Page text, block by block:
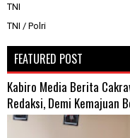
TNI
TNI / Polri
FEATURED POST
Kabiro Media Berita
Redaksi, Demi Kemajuan